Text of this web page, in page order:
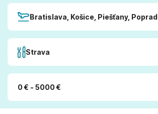
Bratislava, Košice, Piešťany, Poprad
Strava
0 € - 5000 €